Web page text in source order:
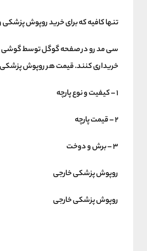
تنها کافیه که برای خرید روپوش
سی مد رو در صفحه گوگل توسط گوشی
خریداری کنند.قیمت هر روپوش پزشکی
1 – کیفیت و نوع پارچه
2 – قیمت پارچه
3 – برش و دوخت
روپوش پزشکی خارجی
روپوش پزشکی خارجی